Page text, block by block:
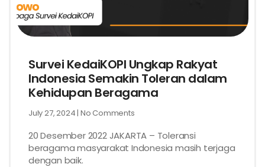
Survei KedaiKOPI Ungkap Rakyat
Indonesia Semakin Toleran dalam
Kehidupan Beragama
July 27, 2024 No Comments
20 Desember 2022 JAKARTA – Toleransi
beragama masyarakat Indonesia masih terjaga
dengan baik.